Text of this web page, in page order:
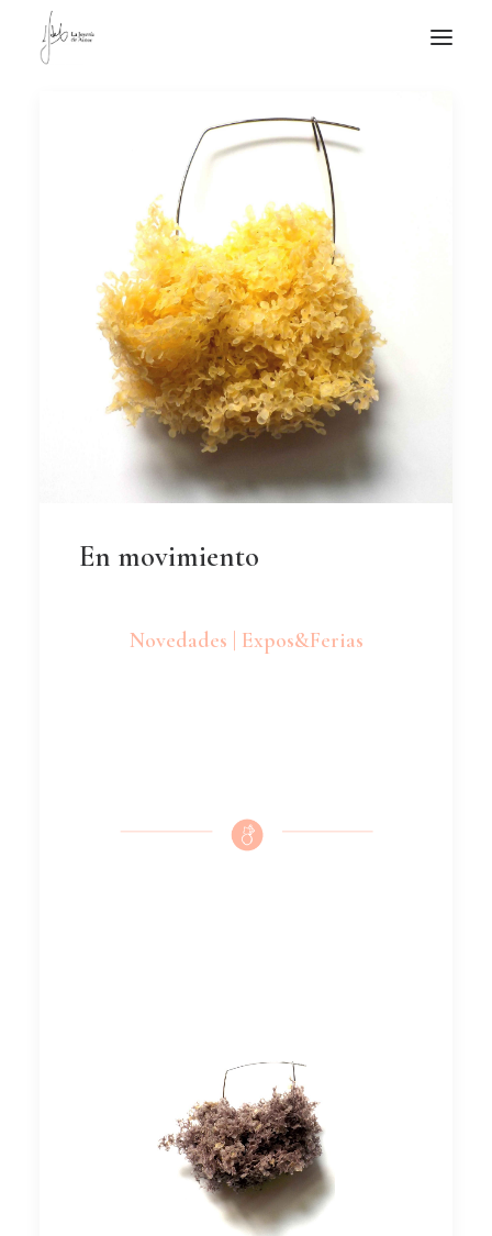
NOTICIAS DE JOYERÍA CONTEMPORÁNEA
En movimiento
Novedades | Expos&Ferias